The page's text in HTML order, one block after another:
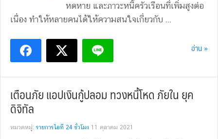
หดหาย และภาวะหนี้ครัวเรือนที่เพิ่มสูงต่อ
เนื่อง ทำให้หลายคนได้ให้ความสนใจเกี่ยวกับ ...
อ่าน »
เตือนภัย แอปเงินกู้ปลอม ทวงหนี้โหด ภัยใน ยุค
ดิจิทัล
หมวดหมู่: รายการไอที 24 ชั่วโมง 11 ตุลาคม 2021